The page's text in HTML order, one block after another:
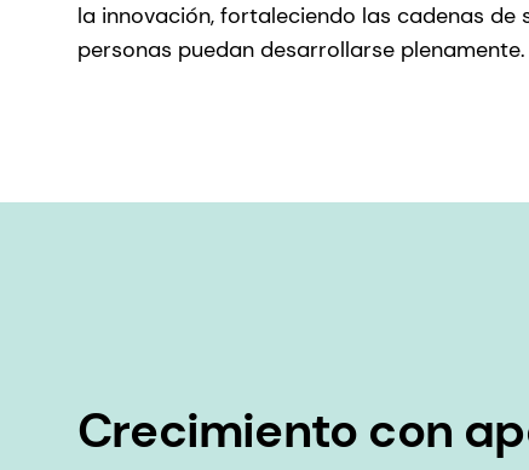
la innovación, fortaleciendo las cadenas
personas puedan desarrollarse plenamente.
Crecimiento con